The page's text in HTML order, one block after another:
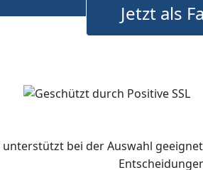
Jetzt als
bei der Auswahl